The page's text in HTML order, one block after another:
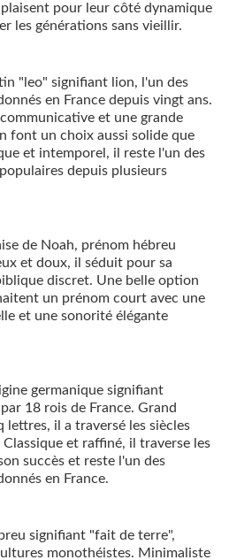
pour leur côté dynamique
les générations sans vieillir.
"leo" signifiant lion, l'un des
en France depuis vingt ans.
et une grande
font un choix aussi solide que
et intemporel, il reste l'un des
depuis plusieurs
de Noah, prénom hébreu
et doux, il séduit pour sa
discret. Une belle option
un prénom court avec une
et une sonorité élégante
germanique signifiant
18 rois de France. Grand
lettres, il a traversé les siècles
et raffiné, il traverse les
succès et reste l'un des
en France.
signifiant "fait de terre",
monothéistes. Minimaliste